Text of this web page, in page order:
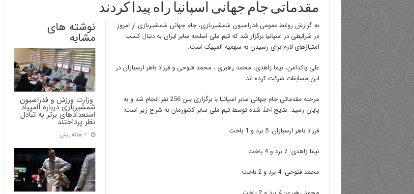
مقدماتی جام جهانی اسپانیا راه پیدا کردند
نوشته های
مشابه
‍ وزارت ورزش و فدراسیون
شمشیربازی درباره المپیاد
استعدادهای برتر به تبادل
نظر پرداختند
1 هفته پیش
به گزارش روابط عمومی فدراسیون شمشیربازی، جام جهانی شمشیربازی از امروز
در شرایطی در اسپانیا برگزار شد که تیم ملی اسلحه سابر ایران به دنبال کسب
امتیازهای لازم برای رسیدن به سهمیه المپیک است.
علی پاکدامن، نیما زاهدی، محمد رهبری ، محمد فتوحی و فرزاد باهر ارسباران در
این مسابقات شرکت کرده اند.
مرحله مقدماتی جام جهانی سابر اسپانیا با برگزاری بین 256 نفر انجام شد و به
پایان رسید. نتایج اخذ شده توسط تیم ملی سابر کشورمان به شرح زیر است:
فرزاد باهر ارسباران: 5 برد و 1 باخت
نیما زاهدی: 2 برد و 4 باخت
محمد فتوحی: 4 برد و 2 باخت